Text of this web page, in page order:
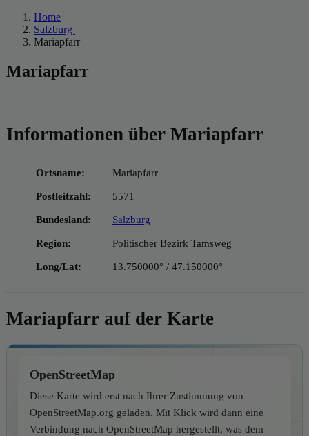
Home
Salzburg
Mariapfarr
Mariapfarr
Informationen über Mariapfarr
Ortsname: Mariapfarr
Postleitzahl: 5571
Bundesland: Salzburg
Region: Politischer Bezirk Tamsweg
Long/Lat: 13.750000° / 47.150000°
Mariapfarr auf der Karte
OpenStreetMap
Diese Karte wird erst nach Ihrer Zustimmung von
OpenStreetMap.org geladen. Mit Klick wird dann eine
Verbindung nach OpenStreetMap hergestellt, was dem